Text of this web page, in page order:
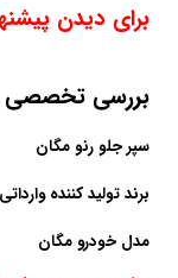
برای دیدن
بررسی تخصصی
سپر جلو رنو مگان
برند تولید کنندهوارداتی
مدل خودرومگان